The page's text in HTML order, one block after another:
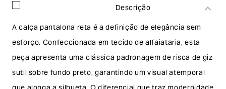
Descrição
A calça pantalona reta é a definição de elegância sem
esforço. Confeccionada em tecido de alfaiataria, esta
peça apresenta uma clássica padronagem de risca de giz
sutil sobre fundo preto, garantindo um visual atemporal